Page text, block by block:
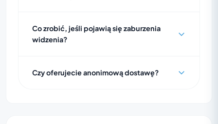
Co zrobić, jeśli pojawią się zaburzenia
widzenia?
Czy oferujecie anonimową dostawę?